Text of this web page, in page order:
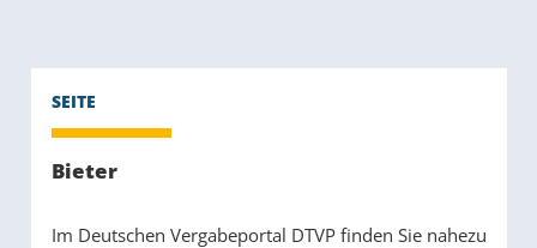
Bieter
Im Deutschen Vergabeportal DTVP finden Sie nahezu